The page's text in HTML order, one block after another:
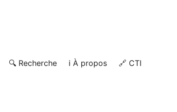
🔍 Recherche ℹ️ À propos 🔗 CTI